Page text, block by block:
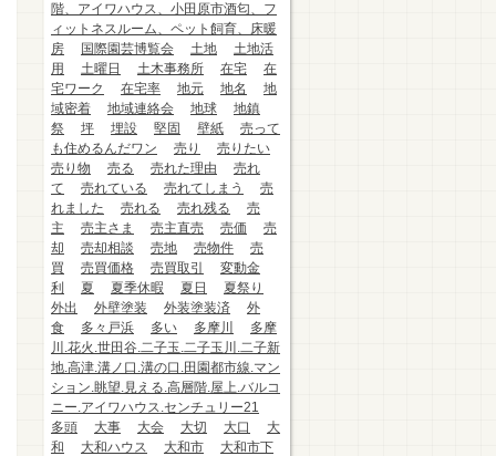
階、アイワハウス、小田原市酒匂、フ
ィットネスルーム、ペット飼育、床暖
房
国際園芸博覧会 土地
土地活
用
土曜日 土木事務所 在宅
在
宅ワーク
在宅率 地元 地名
地
域密着
地域連絡会 地球
地鎮
祭
坪 埋設 堅固 壁紙
売って
も住めるんだワン
売り
売りたい
売り物
売る 売れた理由
売れ
て
売れている 売れてしまう
売
れました
売れる 売れ残る
売
主
売主さま 売主直売 売価
売
却
売却相談 売地 売物件
売
買
売買価格 売買取引
変動金
利
夏 夏季休暇 夏日
夏祭り
外出
外壁塗装 外装塗装済
外
食
多々戸浜 多い 多摩川
多摩
川.花火.世田谷.二子玉.二子玉川.二子新
地.高津.溝ノ口.溝の口.田園都市線.マン
ション.眺望.見える.高層階.屋上.バルコ
ニー.アイワハウス.センチュリー21
多頭
大事 大会 大切 大口
大
和
大和ハウス 大和市
大和市下